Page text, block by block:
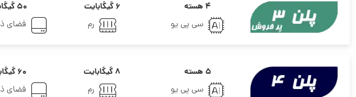
۴ هسته
سی پی یو
۶ گیگابایت
رم
۵۰ گیگابایت
فضای
۵ هسته
سی پی یو
۸ گیگابایت
رم
۶۰ گیگابایت
فضای